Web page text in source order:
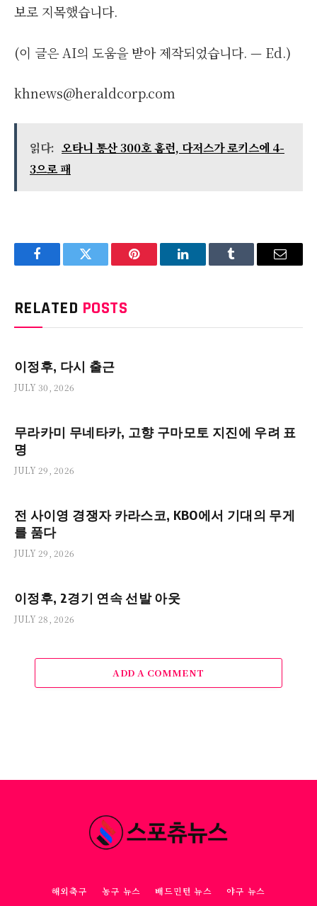
보로 지목했습니다.
(이 글은 AI의 도움을 받아 제작되었습니다. — Ed.)
khnews@heraldcorp.com
읽다: 오타니 통산 300호 홈런, 다저스가 로키스에 4-
3으로 패
FacebookTwitter Pinterest LinkedInTumblr Email
RELATED POSTS
이정후, 다시 출근
JULY 30, 2026
무라카미 무네타카, 고향 구마모토 지진에 우려 표
명
JULY 29, 2026
전 사이영 경쟁자 카라스코, KBO에서 기대의 무게
를 품다
JULY 29, 2026
이정후, 2경기 연속 선발 아웃
JULY 28, 2026
ADD A COMMENT
해외축구 농구 뉴스 배드민턴 뉴스 야구 뉴스